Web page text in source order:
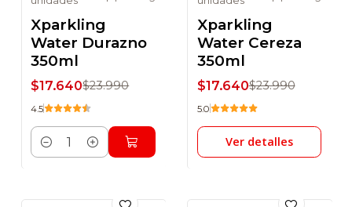
-26% DSCTO
Xparkling
Water Durazno
350ml
$17.640$23.990
4.5
Cantidad
-26% DSCTO
No disponible
Xparkling
Water Cereza
350ml
$17.640$23.990
5.0
Ver detalles